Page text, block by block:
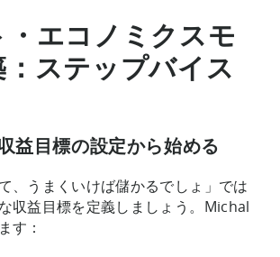
・エコノミクスモ
ステップバイス
益目標の設定から始める
、うまくいけば儲かるでしょ」では
収益目標を定義しましょう。Michal
す：